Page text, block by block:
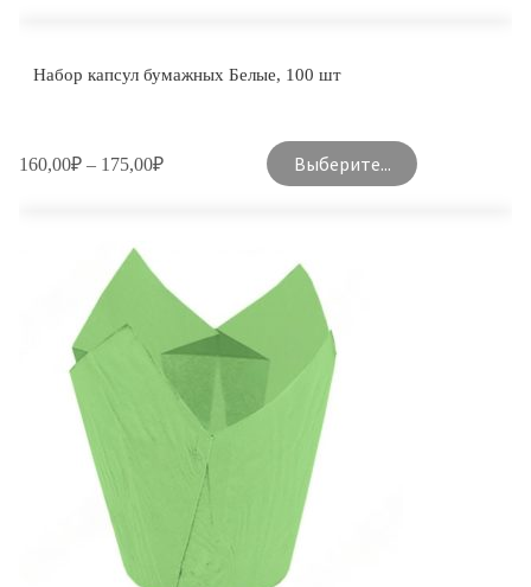
Набор капсул бумажных Белые, 100 шт
160,00₽ – 175,00₽ Выберите...